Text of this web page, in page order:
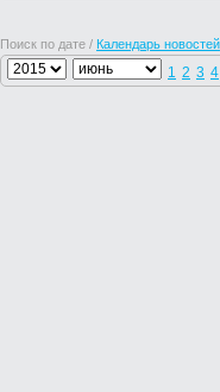
Поиск по дате / Календарь новостей
1 2 3 4